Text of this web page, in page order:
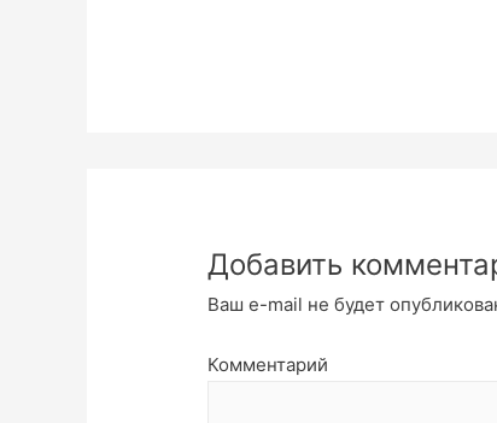
Добавить
Ваш e-mail не будет
Комментарий